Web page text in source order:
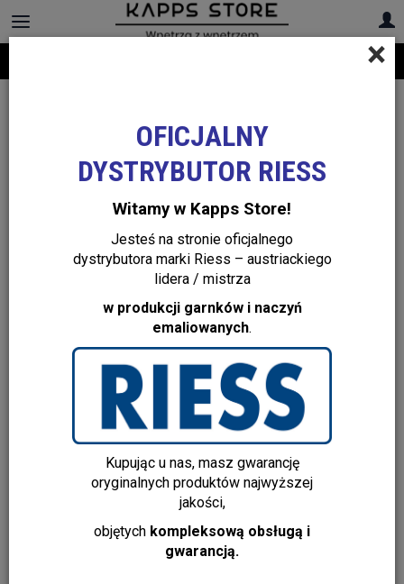
+48 22 299 19 84
×
OFICJALNY
DYSTRYBUTOR RIESS
Witamy w Kapps Store!
Jesteś na stronie oficjalnego
dystrybutora marki Riess – austriackiego
lidera / mistrza
w produkcji garnków i naczyń
emaliowanych.
Kupując u nas, masz gwarancję
oryginalnych produktów najwyższej
jakości,
objętych kompleksową obsługą i
gwarancją.
Zestaw garnków ceramicznych 3-częściowy Riess
Kristalblau
1 299,00 zł
1 199,00 zł